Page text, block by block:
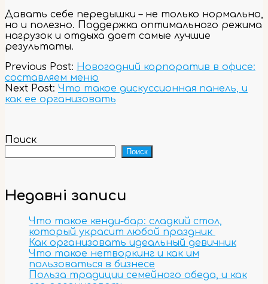
Давать себе передышки – не только нормально,
но и полезно. Поддержка оптимального режима
нагрузок и отдыха дает самые лучшие
результаты.
2023-
12-
28
Previous Post: Новогодний корпоратив в офисе:
составляем меню
Next Post: Что такое дискуссионная панель, и
как ее организовать
Поиск
Поиск
Недавні записи
Что такое кенди-бар: сладкий стол,
который украсит любой праздник
Как организовать идеальный девичник
Что такое нетворкинг и как им
пользоваться в бизнесе
Польза традиции семейного обеда, и как